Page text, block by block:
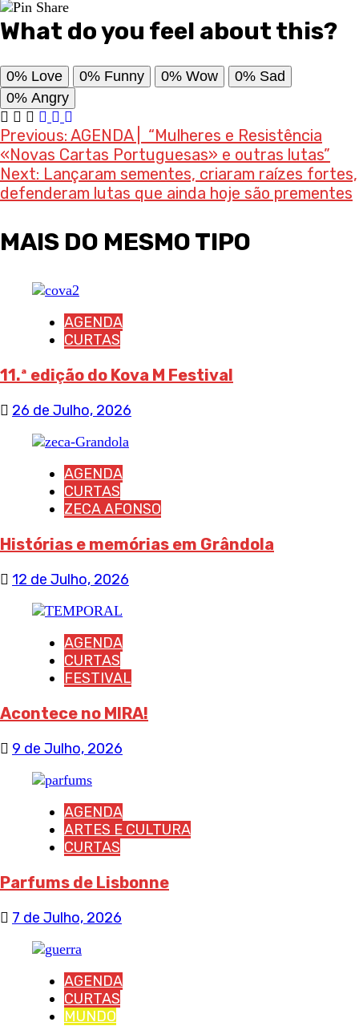
What do you feel about this?
0% Love 0% Funny 0% Wow 0% Sad
0% Angry
Post
navigation
Previous: AGENDA | “Mulheres e Resistência
«Novas Cartas Portuguesas» e outras lutas”
Next: Lançaram sementes, criaram raízes fortes,
defenderam lutas que ainda hoje são prementes
MAIS DO MESMO TIPO
AGENDA
CURTAS
11.ª edição do Kova M Festival
26 de Julho, 2026
AGENDA
CURTAS
ZECA AFONSO
Histórias e memórias em Grândola
12 de Julho, 2026
AGENDA
CURTAS
FESTIVAL
Acontece no MIRA!
9 de Julho, 2026
AGENDA
ARTES E CULTURA
CURTAS
Parfums de Lisbonne
7 de Julho, 2026
AGENDA
CURTAS
MUNDO